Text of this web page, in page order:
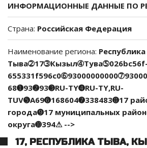
ИНФОРМАЦИОННЫЕ ДАННЫЕ ПО
Страна: Российская Федерация
Наименование региона: Республика
Тыва➁17➂Кызыл➃Тува➄026bc56f-
68➊93➋93➌RU-TY➍RU-TY,RU-
TUV➎A69➏168604➐338483➑17
города➒17 муниципальных
округа➓394⚠ -->
17, РЕСПУБЛИКА ТЫВА,